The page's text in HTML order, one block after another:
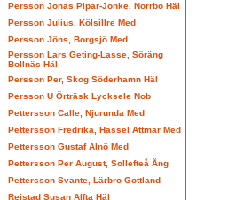
Persson Jonas Pipar-Jonke, Norrbo Häl
Persson Julius, Kölsillre Med
Persson Jöns, Borgsjö Med
Persson Lars Geting-Lasse, Söräng
Bollnäs Häl
Persson Per, Skog Söderhamn Häl
Persson U Örträsk Lycksele Nob
Pettersson Calle, Njurunda Med
Pettersson Fredrika, Hassel Attmar Med
Pettersson Gustaf Alnö Med
Pettersson Per August, Sollefteå Ång
Pettersson Svante, Lärbro Gottland
Reistad Susan Alfta Häl